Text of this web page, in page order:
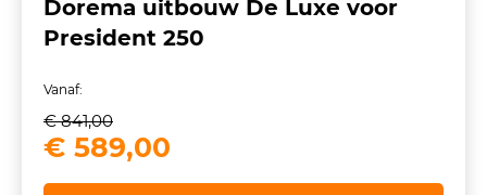
Dorema uitbouw De Luxe voor
President 250
Vanaf:
€841,00
Oorspronkelijke
€ 589,00